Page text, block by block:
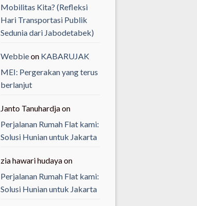
Mobilitas Kita? (Refleksi
Hari Transportasi Publik
Sedunia dari Jabodetabek)
Webbieon KABARUJAK
MEI: Pergerakan yang terus
berlanjut
Janto Tanuhardjaon
Perjalanan Rumah Flat kami:
Solusi Hunian untuk Jakarta
zia hawari hudayaon
Perjalanan Rumah Flat kami:
Solusi Hunian untuk Jakarta